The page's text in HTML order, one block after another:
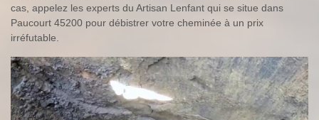
cas, appelez les experts du Artisan Lenfant qui se situe dans
Paucourt 45200 pour débistrer votre cheminée à un prix
irréfutable.